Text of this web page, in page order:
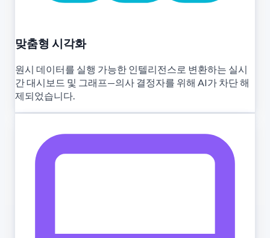
맞춤형 시각화
원시 데이터를 실행 가능한 인텔리전스로 변환하는 실시
간 대시보드 및 그래프—의사 결정자를 위해 AI가 차단 해
제되었습니다.